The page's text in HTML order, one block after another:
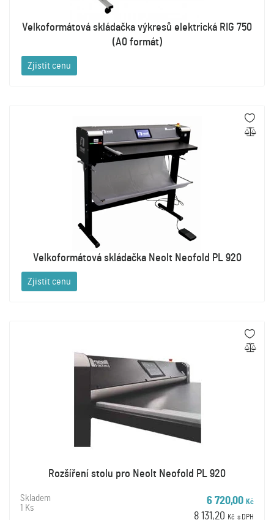
Velkoformátová skládačka výkresů elektrická RIG 750
(A0 formát)
Zjistit cenu
Velkoformátová skládačka Neolt Neofold PL 920
Zjistit cenu
Rozšíření stolu pro Neolt Neofold PL 920
Skladem
1 Ks
6 720,00 Kč
8 131,20 Kč s DPH